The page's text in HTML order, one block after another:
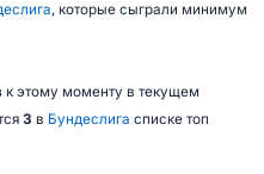
, которые сыграли минимум
к этому моменту в текущем
3 в Бундеслига списке топ